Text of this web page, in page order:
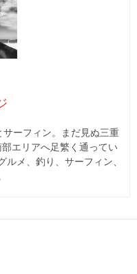
ーフィン。まだ見ぬ三重
エリアへ足繁く通ってい
メ、釣り、サーフィン、